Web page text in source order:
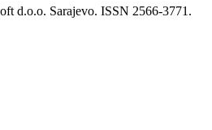
d.o.o. Sarajevo. ISSN 2566-3771.